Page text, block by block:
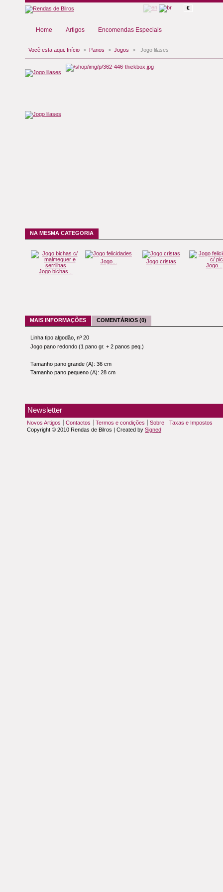
€
Home Artigos Encomendas Especiais
Você esta aqui: Início > Panos > Jogos > Jogo lilases
NA MESMA CATEGORIA
Jogo bichas...
Jogo... Jogo cristas
Jogo...
MAIS INFORMAÇÕES COMENTÁRIOS (0)
Linha tipo algodão, nº 20
Jogo pano redondo (1 pano gr. + 2 panos peq.)
Tamanho pano grande (A): 36 cm
Tamanho pano pequeno (A): 28 cm
Newsletter
Novos Artigos Contactos Termos e condições Sobre
Taxas e Impostos
Copyright © 2010 Rendas de Bilros | Created by Signed